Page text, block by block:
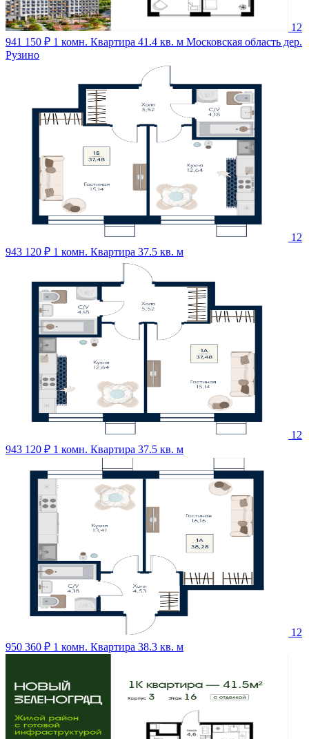
12
941 150 ₽ 1 комн. Квартира 41.4 кв. м Московская область дер.
Рузино
12
943 120 ₽ 1 комн. Квартира 37.5 кв. м
12
943 120 ₽ 1 комн. Квартира 37.5 кв. м
12
950 360 ₽ 1 комн. Квартира 38.3 кв. м